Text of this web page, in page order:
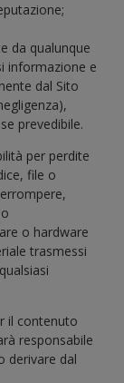
da qualunque
informazione e
dal Sito
prevedibile.
per perdite
file o
o hardware
trasmessi
il contenuto
responsabile
derivare dal